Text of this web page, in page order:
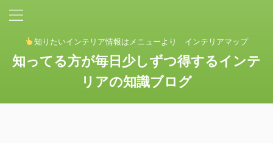
知りたいインテリア情報はメニューより インテリアマップ
知ってる方が毎日少しずつ得するインテ
リアの知識ブログ